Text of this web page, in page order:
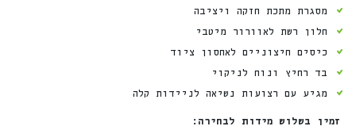
מסגרת מתכת חזקה ויציבה
חלון רשת לאוורור מיטבי
כיסים חיצוניים לאחסון ציוד
בד רחיץ ונוח לניקוי
מגיע עם רצועות נשיאה לניידות קלה
זמין בשלוש מידות לבחירה: